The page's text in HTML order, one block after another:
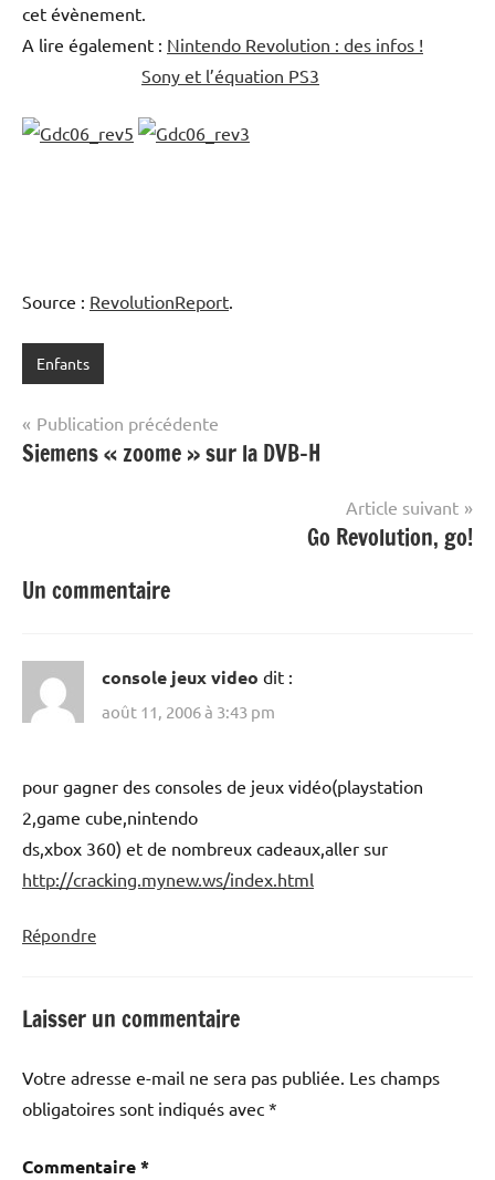
cet évènement.
A lire également : Nintendo Revolution : des infos !
Sony et l’équation PS3
Source : RevolutionReport
Enfants
Navigation
de
Publication précédente
Siemens « zoome » sur la DVB-H
Article suivant
Go Revolution, go!
Un commentaire
console jeux video dit :
août 11, 2006 à 3:43 pm
pour gagner des consoles de jeux vidéo(playstation
2,game cube,nintendo
ds,xbox 360) et de nombreux cadeaux,aller sur
http://cracking.mynew.ws/index.html
Répondre
Laisser un commentaire
Votre adresse e-mail ne sera pas publiée. Les champs
obligatoires sont indiqués avec *
Commentaire*